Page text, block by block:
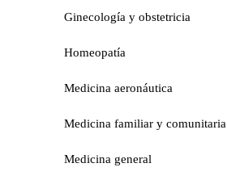
Ginecología y obstetricia
Homeopatía
Medicina aeronáutica
Medicina familiar y comunitaria
Medicina general